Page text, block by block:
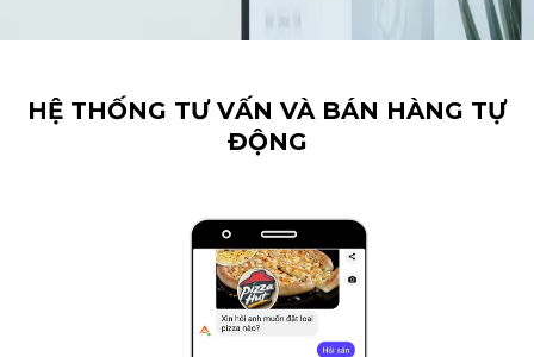
HỆ THỐNG TƯ VẤN VÀ BÁN HÀNG TỰ
ĐỘNG